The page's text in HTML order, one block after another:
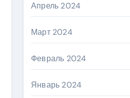
Апрель 2024
Март 2024
Февраль 2024
Январь 2024